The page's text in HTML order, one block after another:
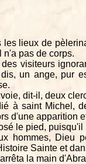
les lieux de
n'a pas de corps.
visiteurs
un ange, pur
dit-il, deux
à saint Michel,
d'une apparition
le pied, puisqu'il
hommes, Dieu
Sainte et
la main